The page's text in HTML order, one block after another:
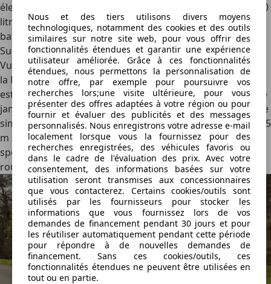
électriques (776 ch et 1 075 Nm), mais un 4-cylindres de 2,0
litres (173 ch) est rajouté dans la balance, aux côtés d’une
batterie de 63,82 kWh offrant une autonomie de 203 km.
Sur la route
Vu toutes ces innovations technologiques, la conduite de
la Denza Z9 GT parait étrangement normale. Certes, elle
est extrêmement silencieuse et sa motorisation semble ne
jamais être à court de puissance, pourtant cette bête reste
simplement unidimensionnelle. Une électrique de plus de 5
m qui pèse plus de 3 tonnes ne sera jamais une voiture
sportive. Surtout lorsqu’elle est dépourvue de barre anti-
roulis active.
Nous et des tiers utilisons divers moyens
technologiques, notamment des cookies et des outils
similaires sur notre site web, pour vous offrir des
fonctionnalités étendues et garantir une expérience
utilisateur améliorée. Grâce à ces fonctionnalités
étendues, nous permettons la personnalisation de
notre offre, par exemple pour poursuivre vos
recherches lors;une visite ultérieure, pour vous
présenter des offres adaptées à votre région ou pour
fournir et évaluer des publicités et des messages
personnalisés. Nous enregistrons votre adresse e-mail
localement lorsque vous la fournissez pour des
recherches enregistrées, des véhicules favoris ou
dans le cadre de l'évaluation des prix. Avec votre
consentement, des informations basées sur votre
utilisation seront transmises aux concessionnaires
que vous contacterez. Certains cookies/outils sont
utilisés par les fournisseurs pour stocker les
informations que vous fournissez lors de vos
demandes de financement pendant 30 jours et pour
les réutiliser automatiquement pendant cette période
pour répondre à de nouvelles demandes de
financement. Sans ces cookies/outils, ces
fonctionnalités étendues ne peuvent être utilisées en
tout ou en partie.